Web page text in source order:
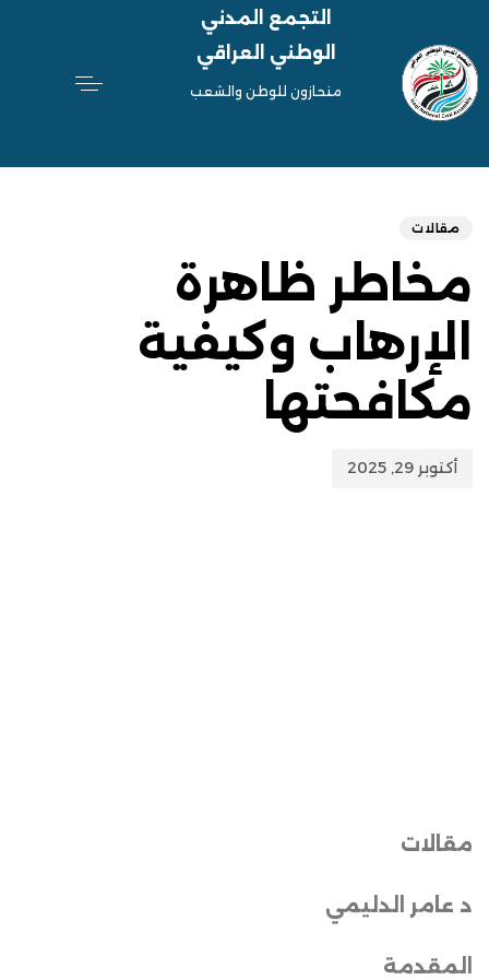
التجمع المدني
الوطني العراقي
منحازون للوطن والشعب
مقالات
مخاطر ظاهرة
الإرهاب وكيفية
مكافحتها
أكتوبر 29, 2025
مقالات
د عامر الدليمي
المقدمة